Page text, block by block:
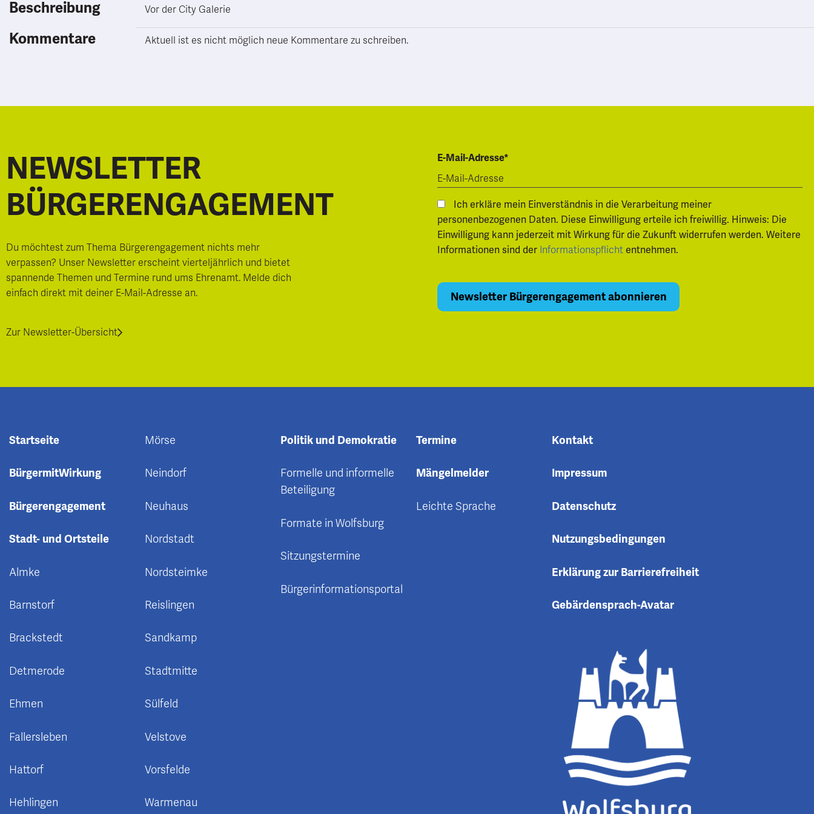
Beschreibung Vor der City Galerie
Kommentare Aktuell ist es nicht möglich neue Kommentare zu schreiben.
NEWSLETTER
BÜRGERENGAGEMENT
Du möchtest zum Thema Bürgerengagement nichts mehr
verpassen? Unser Newsletter erscheint vierteljährlich und bietet
spannende Themen und Termine rund ums Ehrenamt. Melde dich
einfach direkt mit deiner E-Mail-Adresse an.
Zur Newsletter-Übersicht
E-Mail-Adresse*
Ich erkläre mein Einverständnis in die Verarbeitung meiner
personenbezogenen Daten. Diese Einwilligung erteile ich freiwillig. Hinweis: Die
Einwilligung kann jederzeit mit Wirkung für die Zukunft widerrufen werden. Weitere
Informationen sind der Informationspflicht entnehmen.
Startseite
BürgermitWirkung
Bürgerengagement
Stadt- und Ortsteile
Almke
Barnstorf
Brackstedt
Detmerode
Ehmen
Fallersleben
Hattorf
Hehlingen
Mörse
Neindorf
Neuhaus
Nordstadt
Nordsteimke
Reislingen
Sandkamp
Stadtmitte
Sülfeld
Velstove
Vorsfelde
Warmenau
Politik und Demokratie
Formelle und informelle
Beteiligung
Formate in Wolfsburg
Sitzungstermine
Bürgerinformationsportal
Termine
Mängelmelder
Leichte Sprache
Kontakt
Impressum
Datenschutz
Nutzungsbedingungen
Erklärung zur Barrierefreiheit
Gebärdensprach-Avatar